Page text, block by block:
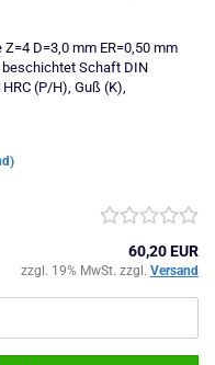
D=3,0 mm ER=0,50 mm
beschichtet Schaft DIN
(P/H), Guß (K),
60,20 EUR
zzgl. 19% MwSt. zzgl. Versand